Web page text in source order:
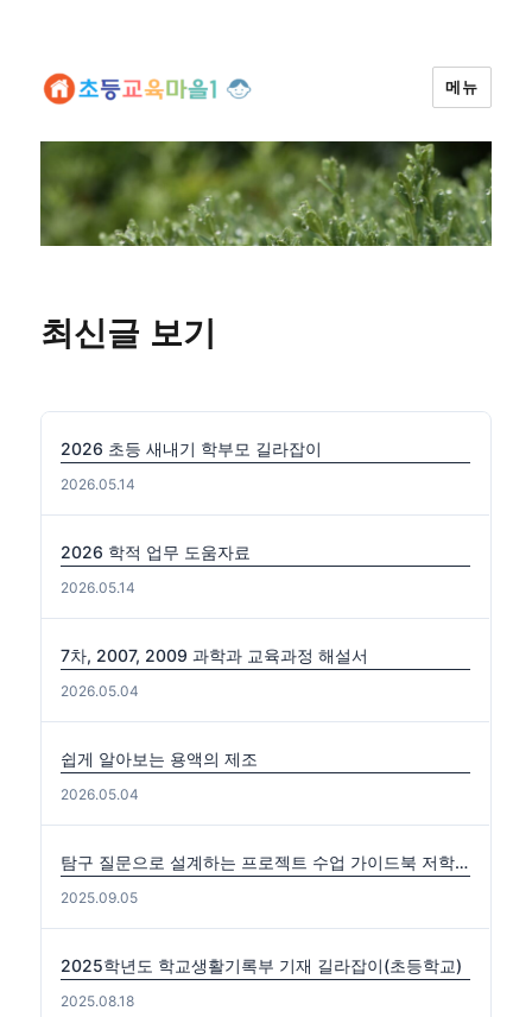
메뉴
최신글 보기
2026 초등 새내기 학부모 길라잡이
2026.05.14
2026 학적 업무 도움자료
2026.05.14
7차, 2007, 2009 과학과 교육과정 해설서
2026.05.04
쉽게 알아보는 용액의 제조
2026.05.04
탐구 질문으로 설계하는 프로젝트 수업 가이드북 저학년편. 중·고학년편
2025.09.05
2025학년도 학교생활기록부 기재 길라잡이(초등학교)
2025.08.18